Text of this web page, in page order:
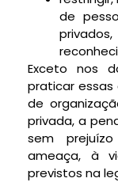
de
Exceto nos
praticar
de
privada, a
sem
ameaça, à
previstos na